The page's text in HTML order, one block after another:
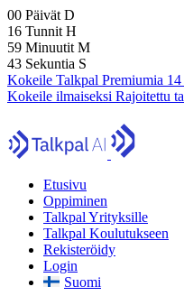
00 Päivät D
16 Tunnit H
59 Minuutit M
41 Sekuntia S
Kokeile Talkpal Premiumia 14
Kokeile ilmaiseksi Rajoitettu
Etusivu
Oppiminen
Talkpal Yrityksille
Talkpal Koulutukseen
Rekisteröidy
Login
Suomi